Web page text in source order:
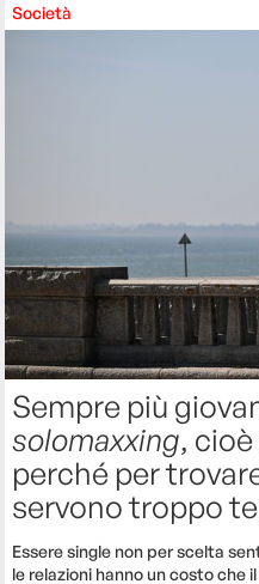
Società
Sempre più
solomaxxing,
perché per
servono troppo
Essere single non per scelta
le relazioni hanno un costo che